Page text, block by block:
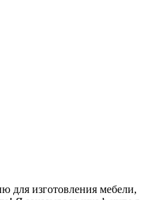
для изготовления мебели,